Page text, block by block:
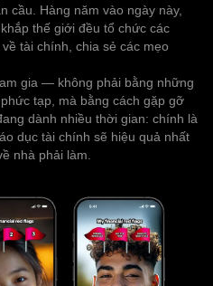
cầu. Hàng năm vào ngày này,
thế giới đều tổ chức các
tài chính, chia sẻ các mẹo
gia — không phải bằng những
tạp, mà bằng cách gặp gỡ
dành nhiều thời gian: chính là
dục tài chính sẽ hiệu quả nhất
nhà phải làm.